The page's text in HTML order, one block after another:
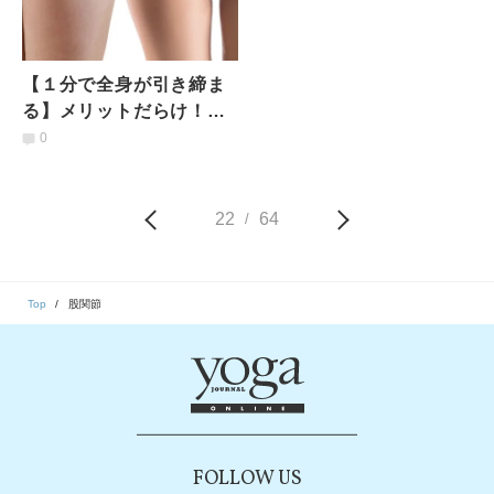
【１分で全身が引き締ま
る】メリットだらけ！代
謝が上がってお尻も引き
0
22 / 64
Top 股関節
FOLLOW US